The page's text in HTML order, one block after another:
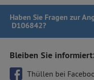
Haben Sie Fragen zur
D106842?
Bleiben Sie
Thüllen bei